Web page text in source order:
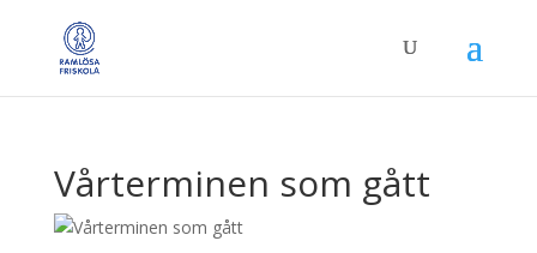
Vårterminen som gått